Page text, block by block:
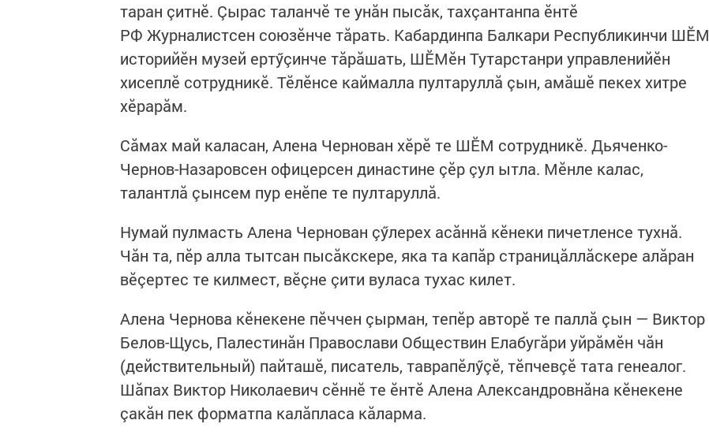
таран çитнӗ. Çырас таланчӗ те унăн пысăк, тахçантанпа ӗнтӗ
РФ Журналистсен союзӗнче тăрать. Кабардинпа Балкари Республикинчи ШӖМ
историйӗн музей ертӳçинче тăрăшать, ШӖМӗн Тутарстанри управленийӗн
хисеплӗ сотрудникӗ. Тӗлӗнсе каймалла пултаруллă çын, амăшӗ пекех хитре
хӗрарăм.
Сăмах май каласан, Алена Чернован хӗрӗ те ШӖМ сотрудникӗ. Дьяченко-
Чернов-Назаровсен офицерсен династине çӗр çул ытла. Мӗнле калас,
талантлă çынсем пур енӗпе те пултаруллă.
Нумай пулмасть Алена Чернован çӳлерех асăннă кӗнеки пичетленсе тухнă.
Чăн та, пӗр алла тытсан пысăкскере, яка та капăр страницăллăскере алăран
вӗçертес те килмест, вӗçне çити вуласа тухас килет.
Алена Чернова кӗнекене пӗччен çырман, тепӗр авторӗ те паллă çын — Виктор
Белов-Щусь, Палестинăн Православи Обществин Елабугăри уйрăмӗн чăн
(действительный) пайташӗ, писатель, таврапӗлӳçӗ, тӗпчевçӗ тата генеалог.
Шăпах Виктор Николаевич сӗннӗ те ӗнтӗ Алена Александровнăна кӗнекене
çакăн пек форматпа калăпласа кăларма.